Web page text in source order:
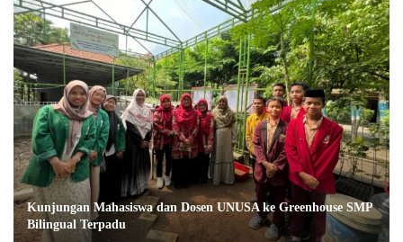
Kunjungan Mahasiswa dan Dosen UNUSA ke Greenhouse SMP
Bilingual Terpadu